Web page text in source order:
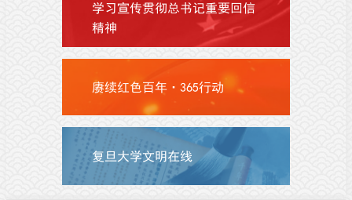
学习宣传贯彻总书记重要回信
精神
赓续红色百年·365行动
复旦大学文明在线